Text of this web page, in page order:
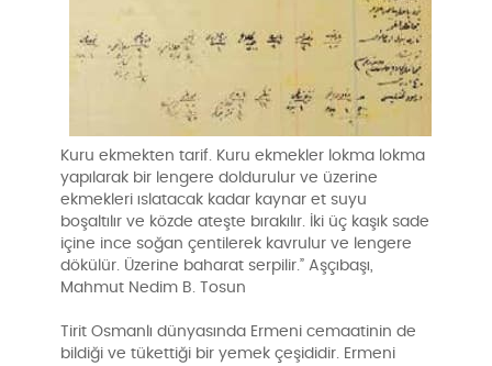
Kuru ekmekten tarif. Kuru ekmekler lokma lokma
yapılarak bir lengere doldurulur ve üzerine
ekmekleri ıslatacak kadar kaynar et suyu
boşaltılır ve közde ateşte bırakılır. İki üç kaşık sade
içine ince soğan çentilerek kavrulur ve lengere
dökülür. Üzerine baharat serpilir.” Aşçıbaşı,
Mahmut Nedim B. Tosun
Tirit Osmanlı dünyasında Ermeni cemaatinin de
bildiği ve tükettiği bir yemek çeşididir. Ermeni